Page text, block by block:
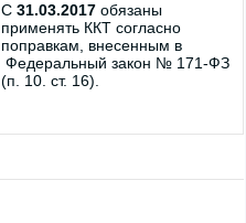
С 31.03.2017 обязаны
применять ККТ согласно
поправкам, внесенным в
Федеральный закон № 171-ФЗ
(п. 10. ст. 16).